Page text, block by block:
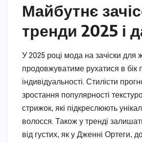
Майбутнє
тренди 2025 і
У 2025 році мода на зачіски для
продовжуватиме рухатися в бік
індивідуальності. Стилісти
зростання популярності
стрижок, які підкреслюють
волосся. Також у тренді
від густих, як у Дженні Ортеги,